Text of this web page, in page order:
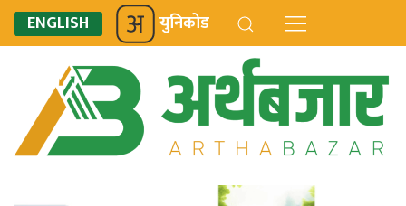
ENGLISH युनिकोड